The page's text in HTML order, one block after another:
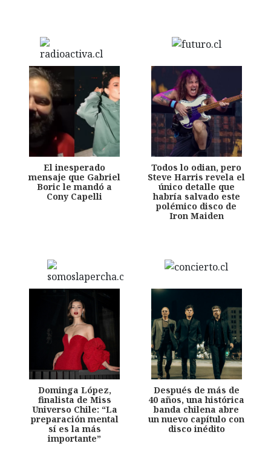
El inesperado
mensaje que Gabriel
Boric le mandó a
Cony Capelli
Todos lo odian, pero
Steve Harris revela el
único detalle que
habría salvado este
polémico disco de
Iron Maiden
Dominga López,
finalista de Miss
Universo Chile: “La
preparación mental
sí es la más
importante”
Después de más de
40 años, una histórica
banda chilena abre
un nuevo capítulo con
disco inédito